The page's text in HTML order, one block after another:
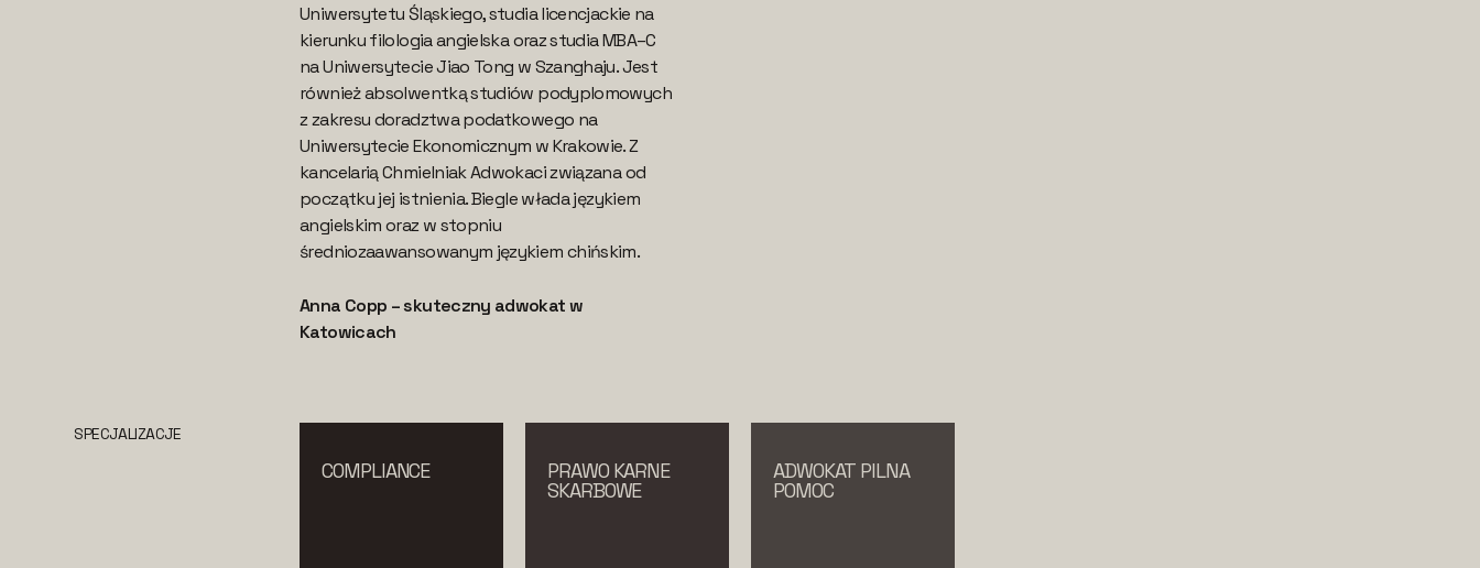
Uniwersytetu Śląskiego, studia licencjackie na
kierunku filologia angielska oraz studia MBA–C
na Uniwersytecie Jiao Tong w Szanghaju. Jest
również absolwentką studiów podyplomowych
z zakresu doradztwa podatkowego na
Uniwersytecie Ekonomicznym w Krakowie. Z
kancelarią Chmielniak Adwokaci związana od
początku jej istnienia. Biegle włada językiem
angielskim oraz w stopniu
średniozaawansowanym językiem chińskim.
Anna Copp – skuteczny adwokat w
Katowicach
SPECJALIZACJE
COMPLIANCE PRAWO KARNE
SKARBOWE
ADWOKAT PILNA
POMOC